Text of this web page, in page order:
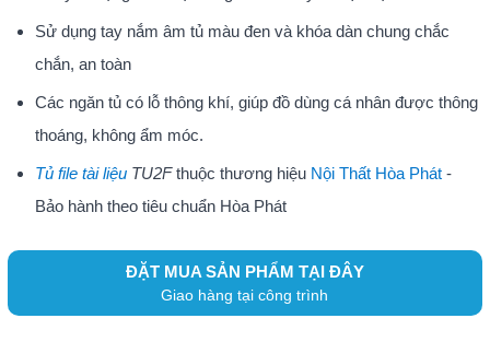
Sử dụng tay nắm âm tủ màu đen và khóa dàn chung chắc
chắn, an toàn
Các ngăn tủ có lỗ thông khí, giúp đồ dùng cá nhân được thông
thoáng, không ẩm móc.
Tủ file tài liệuTU2Fthuộc thương hiệu Nội Thất Hòa Phát-
Bảo hành theo tiêu chuẩn Hòa Phát
ĐẶT MUA SẢN PHẨM TẠI ĐÂY
Giao hàng tại công trình